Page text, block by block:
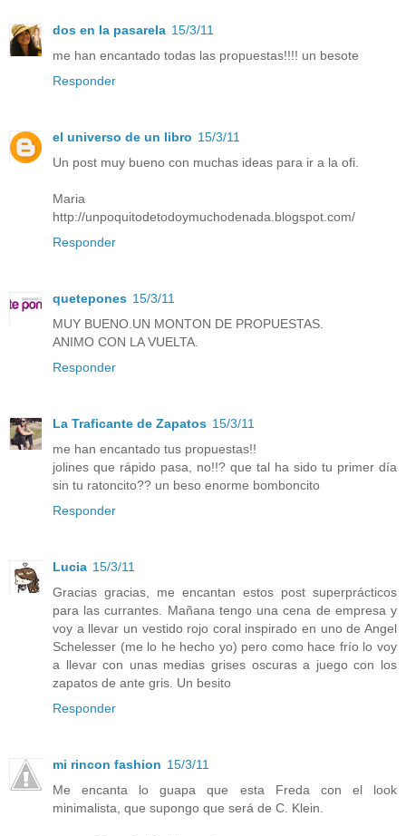
dos en la pasarela 15/3/11
me han encantado todas las propuestas!!!! un besote
Responder
el universo de un libro 15/3/11
Un post muy bueno con muchas ideas para ir a la ofi.
Maria
http://unpoquitodetodoymuchodenada.blogspot.com/
Responder
quetepones 15/3/11
MUY BUENO.UN MONTON DE PROPUESTAS.
ANIMO CON LA VUELTA.
Responder
La Traficante de Zapatos 15/3/11
me han encantado tus propuestas!!
jolines que rápido pasa, no!!? que tal ha sido tu primer día
sin tu ratoncito?? un beso enorme bomboncito
Responder
Lucia 15/3/11
Gracias gracias, me encantan estos post superprácticos
para las currantes. Mañana tengo una cena de empresa y
voy a llevar un vestido rojo coral inspirado en uno de Angel
Schelesser (me lo he hecho yo) pero como hace frío lo voy
a llevar con unas medias grises oscuras a juego con los
zapatos de ante gris. Un besito
Responder
mi rincon fashion 15/3/11
Me encanta lo guapa que esta Freda con el look
minimalista, que supongo que será de C. Klein.